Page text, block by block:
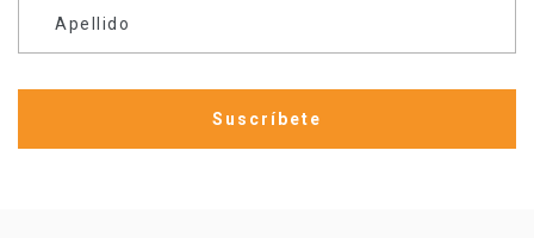
Apellido